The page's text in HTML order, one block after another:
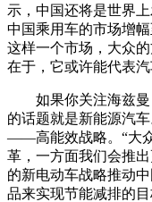
示，中国还将是世界
中国乘用车的市场增
这样一个市场，大众
在于，它或许能代表
如果你关注海兹曼
的话题就是新能源汽
——高能效战略。“大
革，一方面我们会推
的新电动车战略推动
品来实现节能减排的